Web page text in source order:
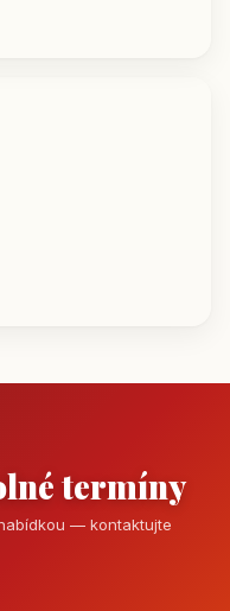
termíny
— kontaktujte